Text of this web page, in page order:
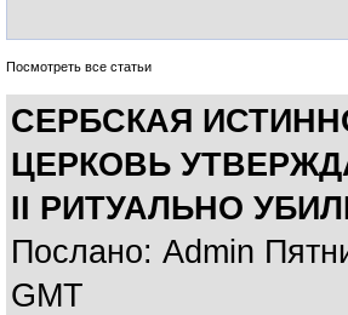
Посмотреть все статьи
СЕРБСКАЯ
ЦЕРКОВЬ
II РИТУАЛЬНО
Послано: Admin
GMT